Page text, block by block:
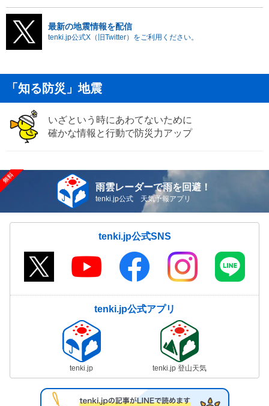
最新の地震情報を配信
tenki.jp公式X（旧Twitter）をご利用ください。
「知る防災」地震
いざという時にあわてないために
確かな情報と行動で防災力アップ
雨雲レーダーで雨を回避！
tenki.jp公式 天気予報アプリ
tenki.jp公式SNS
tenki.jp公式アプリ
tenki.jp tenki.jp 登山天気